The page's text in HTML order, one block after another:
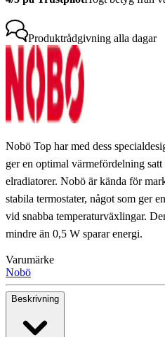
Produktrådgivning alla dagar
Nobö Top har med dess
ger en optimal värmefördelning
elradiatorer. Nobö är kända för
stabila termostater, något som ger
vid snabba temperaturväxlingar.
mindre än 0,5 W sparar energi.
Varumärke
Nobö
Beskrivning